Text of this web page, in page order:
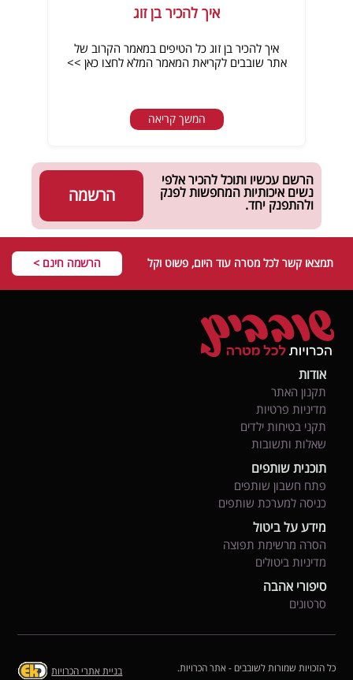
איך להכיר בן זוג
איך להכיר בן זוג כל הטיפים במאמר הקרוב של
אתר שובבים לקריאת המאמר המלא לחצו כאן >>
המשך קריאה
הרשמה
הרשם עכשיו ותוכל להכיר אלפי
נשים איכותיות המחפשות לפנק
ולהתפנק יחד.
תמצאו קשר לכל מטרה עוד היום, פשוט וקל הרשמה חינם >
אודות
תקנון האתר
מדיניות פרטיות
תקני בטיחות ילדים
שאלות ותשובות
תוכנית שותפים
פתח חשבון שותפים
כניסה למערכת שותפים
מידע על ביטול
הסרה מרשימת תפוצה
מדיניות ביטולים
סיפורי אהבה
סרטונים
כל הזכויות שמורות לשובבים - אתר הכרויות. בניית אתרי הכרויות